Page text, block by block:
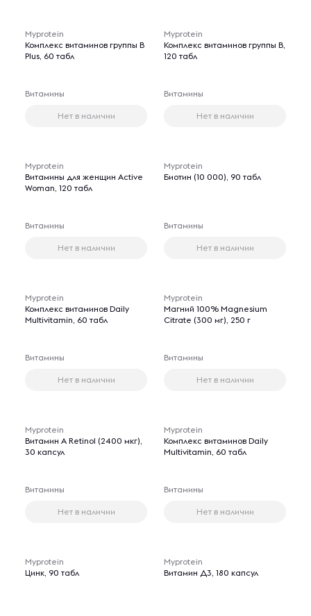
Myprotein
Комплекс витаминов группы B
Plus, 60 табл
Витамины
Нет в наличии
Myprotein
Комплекс витаминов группы B,
120 табл
Витамины
Нет в наличии
Myprotein
Витамины для женщин Active
Woman, 120 табл
Витамины
Нет в наличии
Myprotein
Биотин (10 000), 90 табл
Витамины
Нет в наличии
Myprotein
Комплекс витаминов Daily
Multivitamin, 60 табл
Витамины
Нет в наличии
Myprotein
Магний 100% Magnesium
Citrate (300 мг), 250 г
Витамины
Нет в наличии
Myprotein
Витамин A Retinol (2400 мкг),
30 капсул
Витамины
Нет в наличии
Myprotein
Комплекс витаминов Daily
Multivitamin, 60 табл
Витамины
Нет в наличии
Myprotein
Цинк, 90 табл
Myprotein
Витамин Д3, 180 капсул